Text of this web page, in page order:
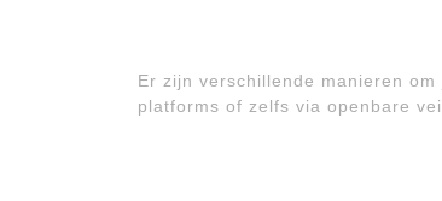
Er zijn verschillende manieren
platforms of zelfs via openbare